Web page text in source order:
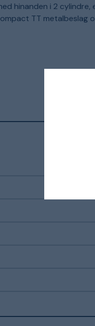
hinanden i 2 cylindre,
TT metalbeslag